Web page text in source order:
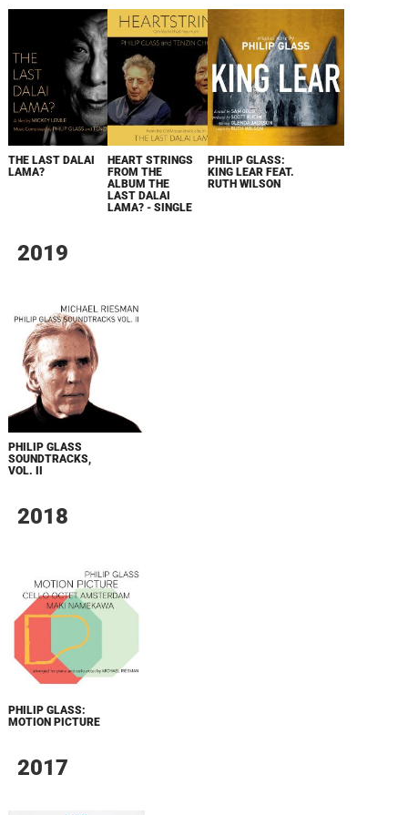
THE LAST DALAI
LAMA?
HEART STRINGS
FROM THE
ALBUM THE
LAST DALAI
LAMA? - SINGLE
PHILIP GLASS:
KING LEAR FEAT.
RUTH WILSON
2019
PHILIP GLASS
SOUNDTRACKS,
VOL. II
2018
PHILIP GLASS:
MOTION PICTURE
2017